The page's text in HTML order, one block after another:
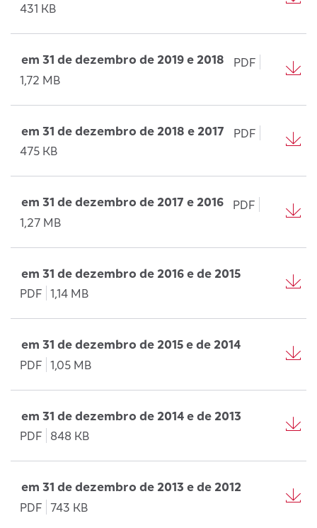
431 KB
em 31 de dezembro de 2019 e 2018
PDF
1,72 MB
em 31 de dezembro de 2018 e 2017
PDF
475 KB
em 31 de dezembro de 2017 e 2016
PDF
1,27 MB
em 31 de dezembro de 2016 e de 2015
PDF 1,14 MB
em 31 de dezembro de 2015 e de 2014
PDF 1,05 MB
em 31 de dezembro de 2014 e de 2013
PDF
848 KB
em 31 de dezembro de 2013 e de 2012
PDF 743 KB